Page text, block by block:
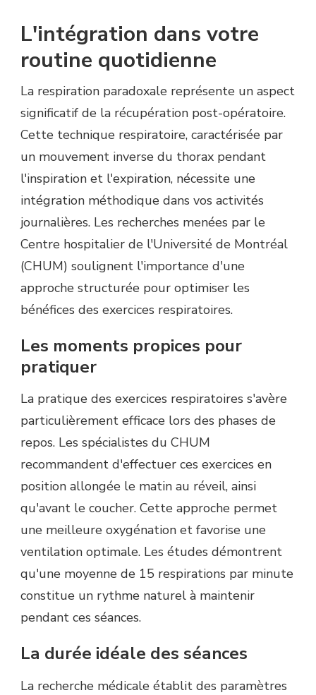
L'intégration dans votre
routine quotidienne
La respiration paradoxale représente un aspect
significatif de la récupération post-opératoire.
Cette technique respiratoire, caractérisée par
un mouvement inverse du thorax pendant
l'inspiration et l'expiration, nécessite une
intégration méthodique dans vos activités
journalières. Les recherches menées par le
Centre hospitalier de l'Université de Montréal
(CHUM) soulignent l'importance d'une
approche structurée pour optimiser les
bénéfices des exercices respiratoires.
Les moments propices pour
pratiquer
La pratique des exercices respiratoires s'avère
particulièrement efficace lors des phases de
repos. Les spécialistes du CHUM
recommandent d'effectuer ces exercices en
position allongée le matin au réveil, ainsi
qu'avant le coucher. Cette approche permet
une meilleure oxygénation et favorise une
ventilation optimale. Les études démontrent
qu'une moyenne de 15 respirations par minute
constitue un rythme naturel à maintenir
pendant ces séances.
La durée idéale des séances
La recherche médicale établit des paramètres